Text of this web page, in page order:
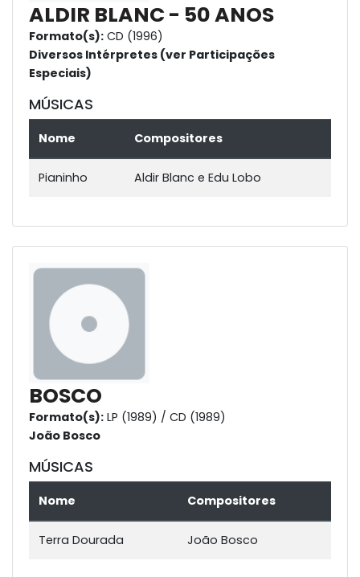
ALDIR BLANC - 50 ANOS
Formato(s): CD (1996)
Diversos Intérpretes (ver Participações
Especiais)
MÚSICAS
Nome Compositores
Pianinho Aldir Blanc e Edu Lobo
BOSCO
Formato(s): LP (1989) / CD (1989)
João Bosco
MÚSICAS
Nome Compositores
Terra Dourada João Bosco